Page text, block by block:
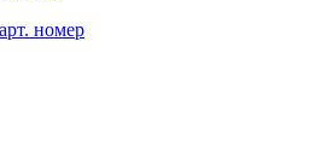
номер